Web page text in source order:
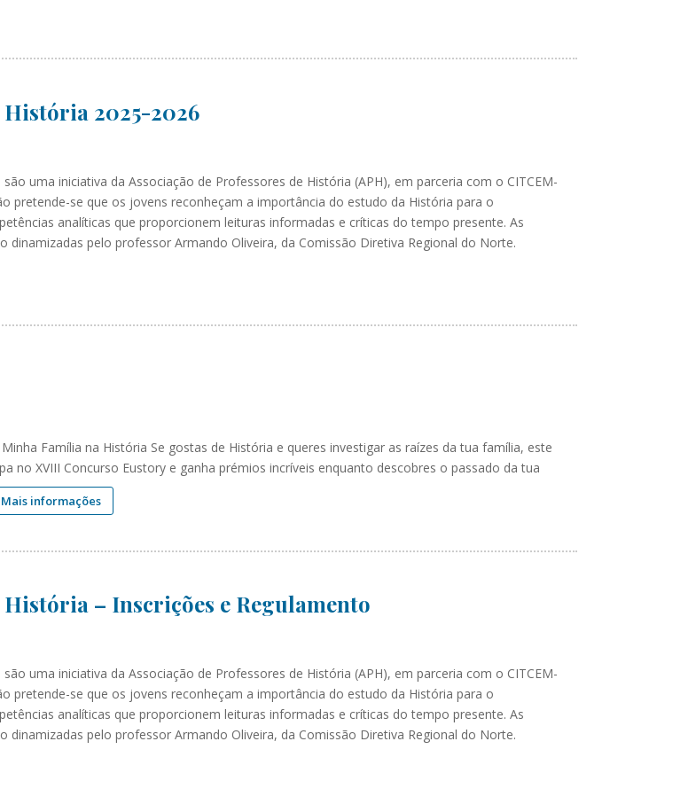
2025-2026
uma iniciativa da Associação de Professores de História (APH), em parceria com o CITCEM-
pretende-se que os jovens reconheçam a importância do estudo da História para o
analíticas que proporcionem leituras informadas e críticas do tempo presente. As
dinamizadas pelo professor Armando Oliveira, da Comissão Diretiva Regional do Norte.
Família na História Se gostas de História e queres investigar as raízes da tua família, este
no XVIII Concurso Eustory e ganha prémios incríveis enquanto descobres o passado da tua
Mais informações
– Inscrições e Regulamento
uma iniciativa da Associação de Professores de História (APH), em parceria com o CITCEM-
pretende-se que os jovens reconheçam a importância do estudo da História para o
analíticas que proporcionem leituras informadas e críticas do tempo presente. As
dinamizadas pelo professor Armando Oliveira, da Comissão Diretiva Regional do Norte.